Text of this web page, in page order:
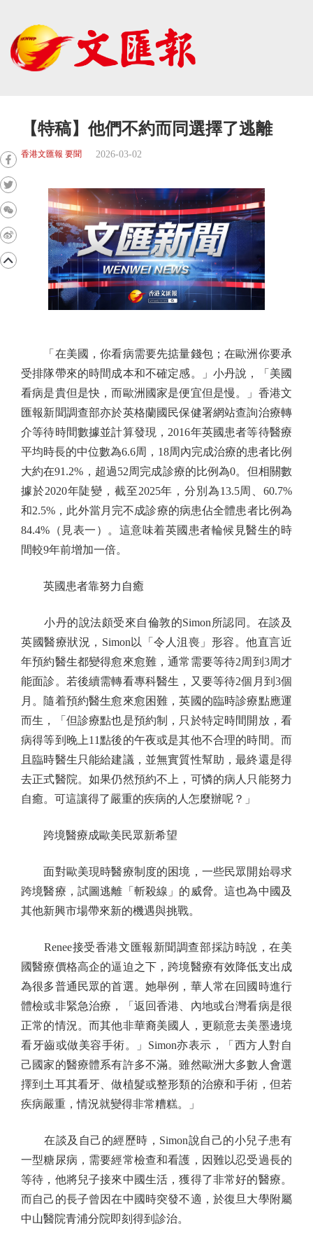
【特稿】他們不約而同選擇了逃離
香港文匯報 要聞 2026-03-02
「在美國，你看病需要先掂量錢包；在歐洲你要承
受排隊帶來的時間成本和不確定感。」小丹說，「美國
看病是貴但是快，而歐洲國家是便宜但是慢。」香港文
匯報新聞調查部亦於英格蘭國民保健署網站查詢治療轉
介等待時間數據並計算發現，2016年英國患者等待醫療
平均時長的中位數為6.6周，18周內完成治療的患者比例
大約在91.2%，超過52周完成診療的比例為0。但相關數
據於2020年陡變，截至2025年，分別為13.5周、60.7%
和2.5%，此外當月完不成診療的病患佔全體患者比例為
84.4%（見表一）。這意味着英國患者輪候見醫生的時
間較9年前增加一倍。
英國患者靠努力自癒
小丹的說法頗受來自倫敦的Simon所認同。在談及
英國醫療狀況，Simon以「令人沮喪」形容。他直言近
年預約醫生都變得愈來愈難，通常需要等待2周到3周才
能面診。若後續需轉看專科醫生，又要等待2個月到3個
月。隨着預約醫生愈來愈困難，英國的臨時診療點應運
而生，「但診療點也是預約制，只於特定時間開放，看
病得等到晚上11點後的午夜或是其他不合理的時間。而
且臨時醫生只能給建議，並無實質性幫助，最終還是得
去正式醫院。如果仍然預約不上，可憐的病人只能努力
自癒。可這讓得了嚴重的疾病的人怎麼辦呢？」
跨境醫療成歐美民眾新希望
面對歐美現時醫療制度的困境，一些民眾開始尋求
跨境醫療，試圖逃離「斬殺線」的威脅。這也為中國及
其他新興市場帶來新的機遇與挑戰。
Renee接受香港文匯報新聞調查部採訪時說，在美
國醫療價格高企的逼迫之下，跨境醫療有效降低支出成
為很多普通民眾的首選。她舉例，華人常在回國時進行
體檢或非緊急治療，「返回香港、內地或台灣看病是很
正常的情況。而其他非華裔美國人，更願意去美墨邊境
看牙齒或做美容手術。」Simon亦表示，「西方人對自
己國家的醫療體系有許多不滿。雖然歐洲大多數人會選
擇到土耳其看牙、做植髮或整形類的治療和手術，但若
疾病嚴重，情況就變得非常糟糕。」
在談及自己的經歷時，Simon說自己的小兒子患有
一型糖尿病，需要經常檢查和看護，因難以忍受過長的
等待，他將兒子接來中國生活，獲得了非常好的醫療。
而自己的長子曾因在中國時突發不適，於復旦大學附屬
中山醫院青浦分院即刻得到診治。